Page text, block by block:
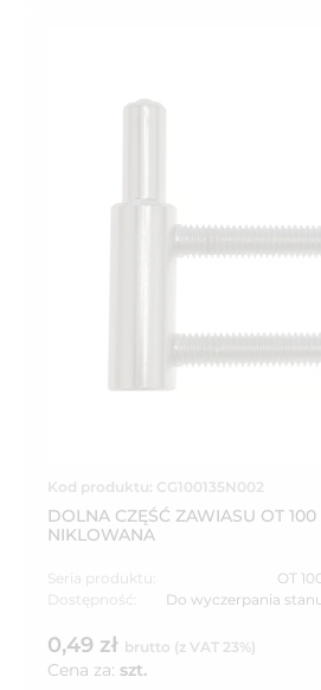
Kod produktu: CG100135N002
DOLNA CZĘŚĆ ZAWIASU OT
NIKLOWANA
Seria produktu:
OT
Dostępność:
Do wyczerpania
0,49 zł brutto (z VAT 23%)
Cena za: szt.